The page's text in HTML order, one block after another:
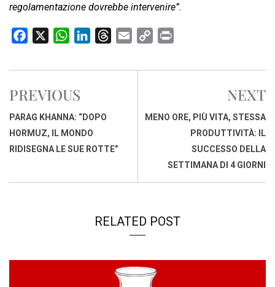
regolamentazione dovrebbe intervenire”.
b
o
o
k
W
s
A
p
p
d
I
n
i
PREVIOUS
PARAG KHANNA: “DOPO
HORMUZ, IL MONDO
RIDISEGNA LE SUE ROTTE”
NEXT
MENO ORE, PIÙ VITA, STESSA
PRODUTTIVITÀ: IL
SUCCESSO DELLA
SETTIMANA DI 4 GIORNI
RELATED POST